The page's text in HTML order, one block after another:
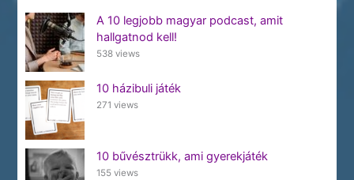
A 10 legjobb magyar podcast, amit
hallgatnod kell!
538 views
10 házibuli játék
271 views
10 bűvésztrükk, ami gyerekjáték
155 views